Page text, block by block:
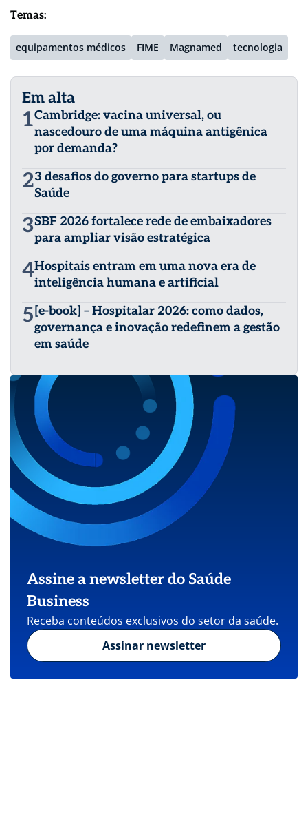
Temas:
equipamentos médicos FIME Magnamed tecnologia
Em alta
1Cambridge: vacina universal, ou
nascedouro de uma máquina antigênica
por demanda?
23 desafios do governo para startups de
Saúde
3SBF 2026 fortalece rede de embaixadores
para ampliar visão estratégica
4Hospitais entram em uma nova era de
inteligência humana e artificial
5 [e-book] – Hospitalar 2026: como dados,
governança e inovação redefinem a gestão
em saúde
Assine a newsletter do Saúde
Business
Receba conteúdos exclusivos do setor da saúde.
Assinar newsletter